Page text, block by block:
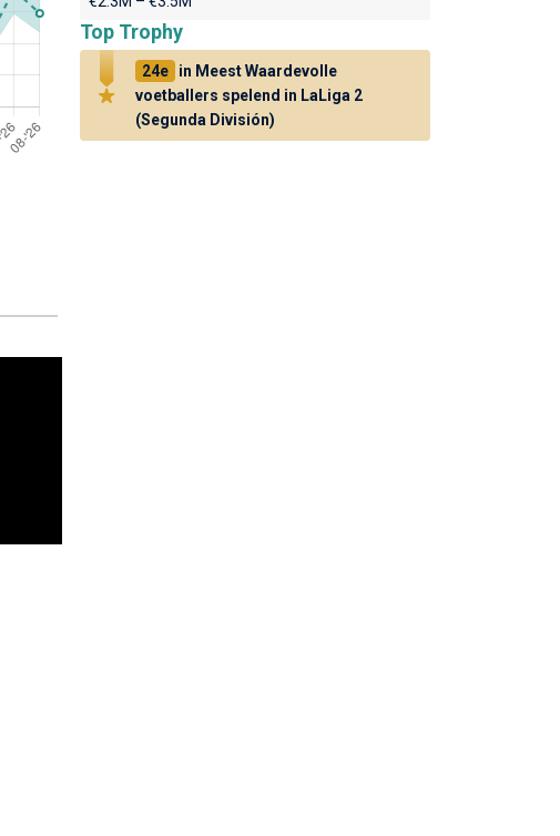
Top Trophy
24e
in Meest Waardevolle
voetballers spelend in LaLiga 2
(Segunda División)